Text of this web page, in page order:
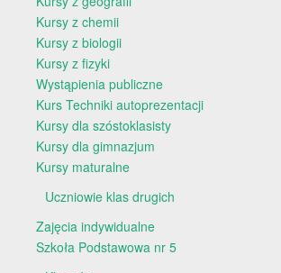
Kursy z chemii
Kursy z biologii
Kursy z fizyki
Wystąpienia publiczne
Kurs Techniki autoprezentacji
Kursy dla szóstoklasisty
Kursy dla gimnazjum
Kursy maturalne
Uczniowie klas drugich
Zajęcia indywidualne
Szkoła Podstawowa nr 5